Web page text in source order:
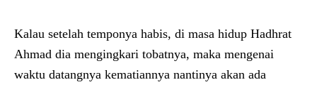
Kalau setelah temponya habis, di masa hidup Hadhrat
Ahmad dia mengingkari tobatnya, maka mengenai
waktu datangnya kematiannya nantinya akan ada